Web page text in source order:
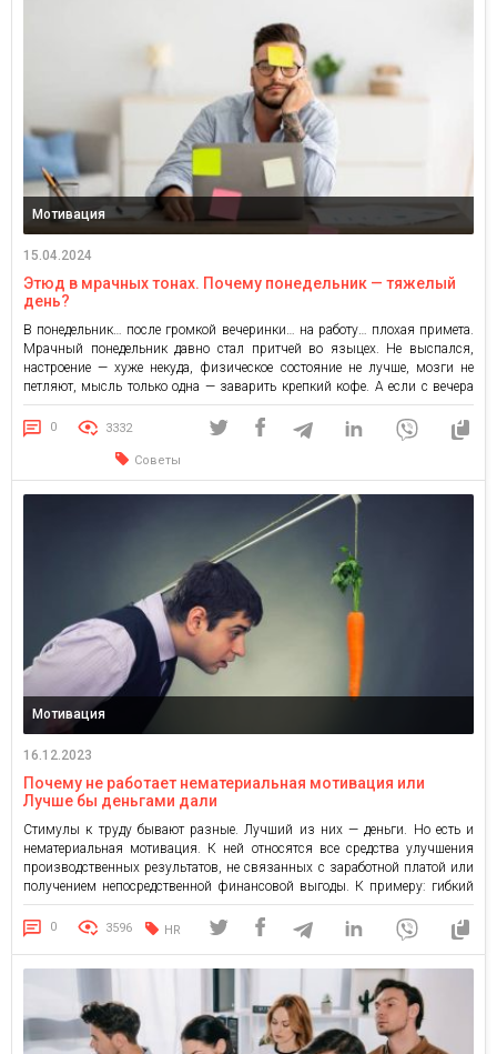
Мотивация
15.04.2024
Этюд в мрачных тонах. Почему понедельник — тяжелый
день?
В понедельник… после громкой вечеринки… на работу… плохая примета.
Мрачный понедельник давно стал притчей во языцех. Не выспался,
настроение — хуже некуда, физическое состояние не лучше, мозги не
петляют, мысль только одна — заварить крепкий кофе. А если с вечера
была веселая гулянка, то вообще хоть к врачу иди (некоторые так и
делают). Почему так? […]
0 3332
Советы
Мотивация
16.12.2023
Почему не работает нематериальная мотивация или
Лучше бы деньгами дали
Стимулы к труду бывают разные. Лучший из них — деньги. Но есть и
нематериальная мотивация. К ней относятся все средства улучшения
производственных результатов, не связанных с заработной платой или
получением непосредственной финансовой выгоды. К примеру: гибкий
график работы; обеды/завтраки работников с руководством фирмы;
обустройство комфортного рабочего места; возможность самостоятельно
выбрать проект, над которым придется работать; […]
0 3596 HR